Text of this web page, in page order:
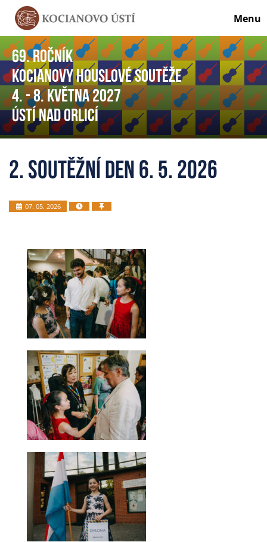
Menu
69. ročník
Kocianovy houslové soutěže
4. - 8. května 2027
Ústí nad Orlicí
2. soutěžní den 6. 5. 2026
07. 05. 2026